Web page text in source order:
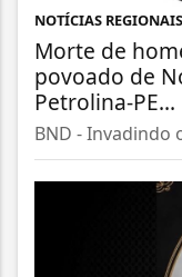
NOTÍCIAS REGIONAIS
Morte de
povoado de
Petrolina-PE...
BND - Invadindo